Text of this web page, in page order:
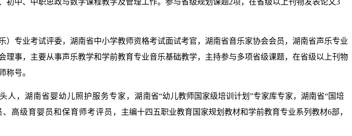
中、中职思政与数学课程教学及管理工作。参与省级规划课题2项，在省级以上刊物发表论文3
专业考试评委，湖南省中小学教师资格考试面试考官，湖南省音乐家协会会员，湖南省声乐专业
事，主要从事声乐教学和学前教育专业音乐基础教学，主持参与多项省级课题，在省级以上刊物
称号。
人 ， 湖南省婴幼儿照护服务专家 ， 湖 南省“幼儿教师国家级培训计划”专家库专家，湖南省“国培
、高级育婴员和保育师考评员 ， 主编十四五职业教育国家规划教材和学前教育专业系列教材6部，